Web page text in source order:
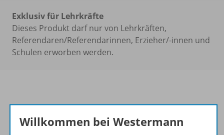
Exklusiv für Lehrkräfte
Dieses Produkt darf nur von Lehrkräften,
Referendaren/Referendarinnen, Erzieher/-innen und
Schulen erworben werden.
Produktinformationen
Willkommen bei Westermann